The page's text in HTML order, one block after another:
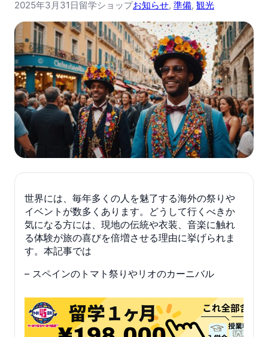
2025年3月31日留学ショップお知らせ, 準備, 観光
世界には、毎年多くの人を魅了する海外の祭りや
イベントが数多くあります。どうして行くべきか
気になる方には、現地の伝統や衣装、音楽に触れ
る体験が旅の喜びを倍増させる理由に挙げられま
す。本記事では
– スペインのトマト祭りやリオのカーニバル